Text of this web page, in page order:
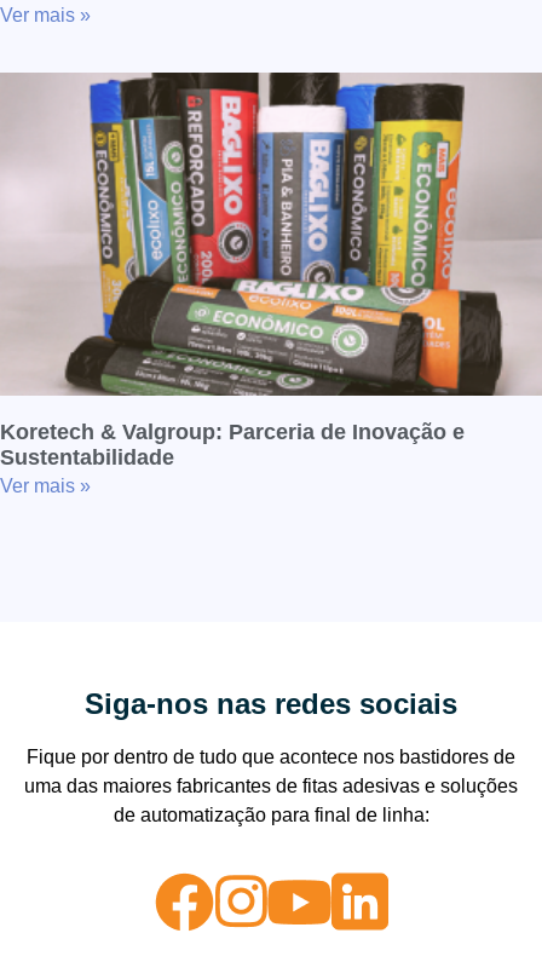
Ver mais »
Koretech & Valgroup: Parceria de Inovação e
Sustentabilidade
Ver mais »
Siga-nos nas redes sociais
Fique por dentro de tudo que acontece nos bastidores de
uma das maiores fabricantes de fitas adesivas e soluções
de automatização para final de linha: